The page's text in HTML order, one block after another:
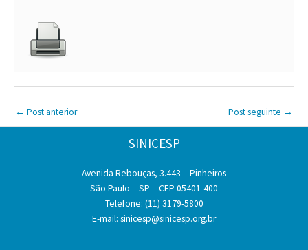
← Post anterior Post seguinte →
SINICESP
Avenida Rebouças, 3.443 – Pinheiros
São Paulo – SP – CEP 05401-400
Telefone: (11) 3179-5800
E-mail: sinicesp@sinicesp.org.br